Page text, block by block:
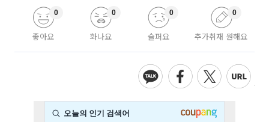
좋아요
0
화나요
0
슬퍼요
0
추가취재 원해요
0